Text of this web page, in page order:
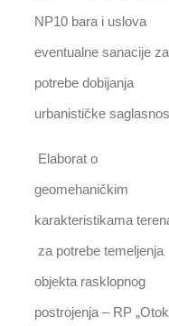
NP10 bara i uslova
eventualne sanacije za
potrebe dobijanja
urbanističke
Elaborat o
geomehaničkim
karakteristikama
za potrebe temeljenja
objekta rasklopnog
postrojenja – RP